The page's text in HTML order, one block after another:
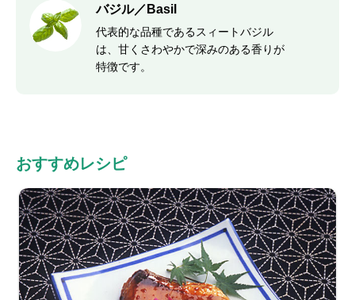
バジル／Basil
代表的な品種であるスィートバジル
は、甘くさわやかで深みのある香りが
特徴です。
おすすめレシピ